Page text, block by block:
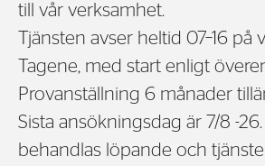
till vår verksamhet.
Tjänsten avser heltid 07–16
Tagene, med start enligt
Provanställning 6 månader
Sista ansökningsdag är 7/8 -
behandlas löpande och